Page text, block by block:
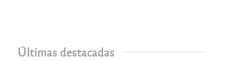
Últimas destacadas